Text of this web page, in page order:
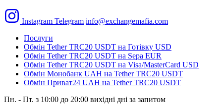
Instagram Telegram info@exchangemafia.com
Послуги
Обмін Tether TRC20 USDT на Готівку USD
Обмін Tether TRC20 USDT на Sepa EUR
Обмін Tether TRC20 USDT на Visa/MasterCard USD
Обмін Монобанк UAH на Tether TRC20 USDT
Обмін Приват24 UAH на Tether TRC20 USDT
Пн. - Пт. з 10:00 до 20:00 вихідні дні за запитом